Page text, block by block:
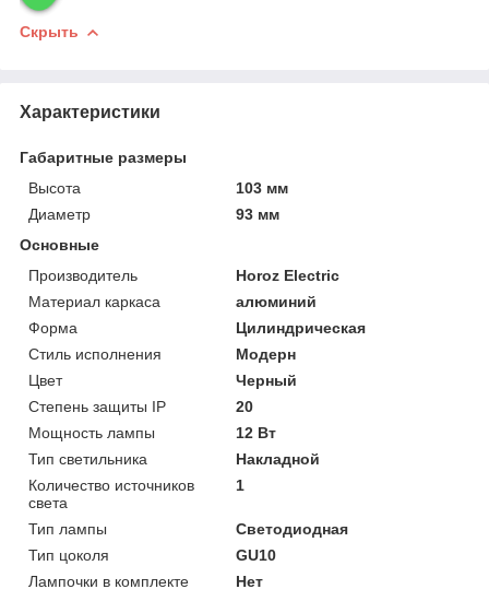
Скрыть
Характеристики
Габаритные размеры
Высота
103 мм
Диаметр
93 мм
Основные
Производитель
Horoz Electric
Материал каркаса
алюминий
Форма
Цилиндрическая
Стиль исполнения
Модерн
Цвет
Черный
Степень защиты IP
20
Мощность лампы
12 Вт
Тип светильника
Накладной
Количество источников
света
1
Тип лампы
Светодиодная
Тип цоколя
GU10
Лампочки в комплекте
Нет